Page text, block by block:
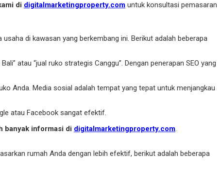
di digitalmarketingproperty.com untuk konsultasi pemasaran
di kawasan yang berkembang ini. Berikut adalah beberapa
atau “jual ruko strategis Canggu”. Dengan penerapan SEO yang
Anda. Media sosial adalah tempat yang tepat untuk menjangkau
atau Facebook sangat efektif.
banyak informasi di digitalmarketingproperty.com.
rumah Anda dengan lebih efektif, berikut adalah beberapa